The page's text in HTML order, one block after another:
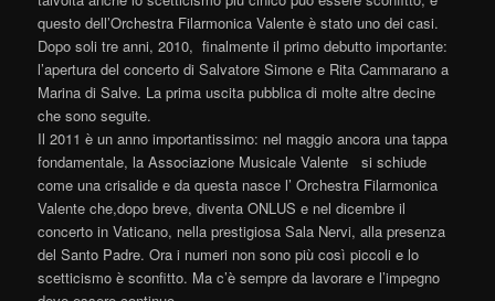
questo dell’Orchestra Filarmonica Valente è stato uno dei casi.
Dopo soli tre anni, 2010, finalmente il primo debutto importante:
l’apertura del concerto di Salvatore Simone e Rita Cammarano a
Marina di Salve. La prima uscita pubblica di molte altre decine
che sono seguite.
Il 2011 è un anno importantissimo: nel maggio ancora una tappa
fondamentale, la Associazione Musicale Valente si schiude
come una crisalide e da questa nasce l’ Orchestra Filarmonica
Valente che,dopo breve, diventa ONLUS e nel dicembre il
concerto in Vaticano, nella prestigiosa Sala Nervi, alla presenza
del Santo Padre. Ora i numeri non sono più così piccoli e lo
scetticismo è sconfitto. Ma c’è sempre da lavorare e l’impegno